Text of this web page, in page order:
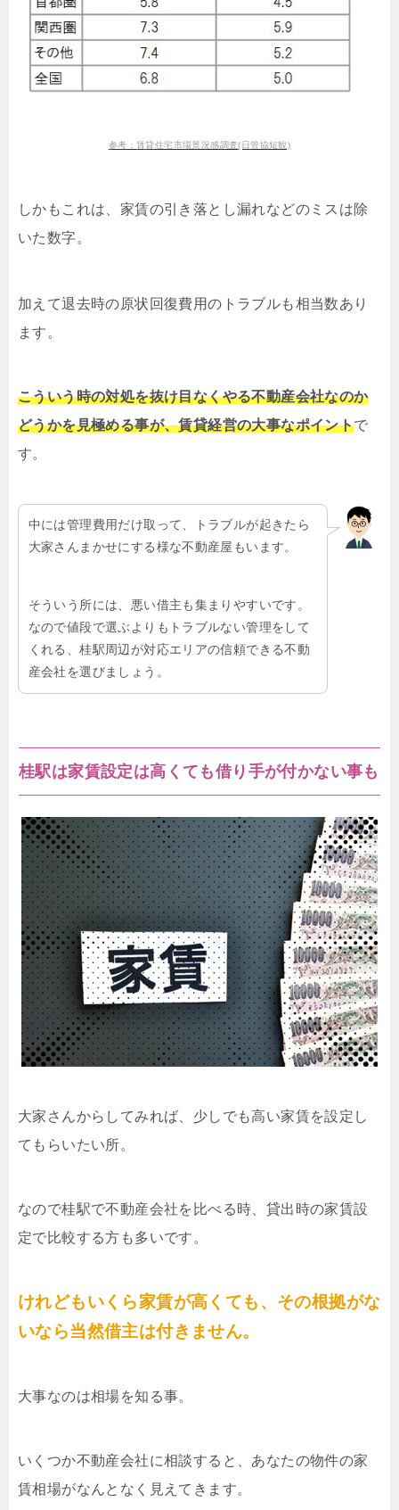
参考：賃貸住宅市場景況感調査(日管協短観)
しかもこれは、家賃の引き落とし漏れなどのミスは除
いた数字。
加えて退去時の原状回復費用のトラブルも相当数あり
ます。
こういう時の対処を抜け目なくやる不動産会社なのか
どうかを見極める事が、賃貸経営の大事なポイントで
す。
中には管理費用だけ取って、トラブルが起きたら
大家さんまかせにする様な不動産屋もいます。
そういう所には、悪い借主も集まりやすいです。
なので値段で選ぶよりもトラブルない管理をして
くれる、桂駅周辺が対応エリアの信頼できる不動
産会社を選びましょう。
桂駅は家賃設定は高くても借り手が付かない事も
大家さんからしてみれば、少しでも高い家賃を設定し
てもらいたい所。
なので桂駅で不動産会社を比べる時、貸出時の家賃設
定で比較する方も多いです。
けれどもいくら家賃が高くても、その根拠がな
いなら当然借主は付きません。
大事なのは相場を知る事。
いくつか不動産会社に相談すると、あなたの物件の家
賃相場がなんとなく見えてきます。